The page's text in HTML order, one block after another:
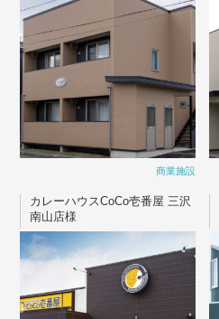
商業施設
カレーハウスCoCo壱番屋 三沢
南山店様